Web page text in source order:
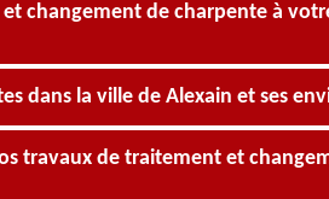
changement de charpente à
dans la ville de Alexain et ses
travaux de traitement et